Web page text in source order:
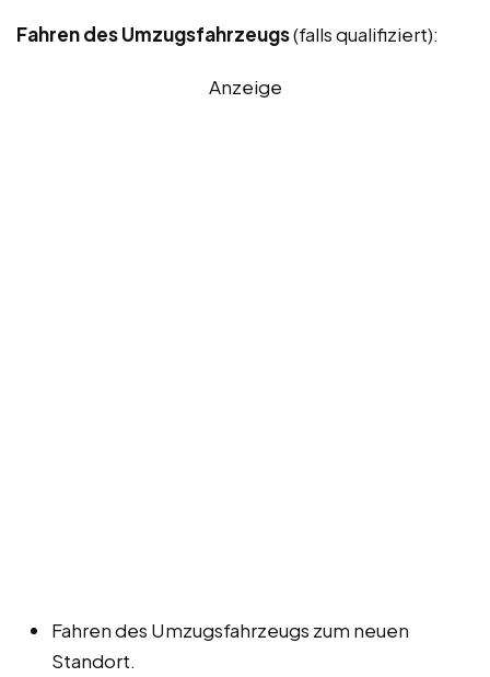
Fahren des Umzugsfahrzeugs(falls qualifiziert):
Anzeige
Fahren des Umzugsfahrzeugs zum neuen
Standort.